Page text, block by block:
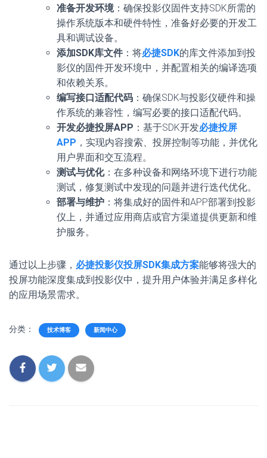
准备开发环境：确保投影仪固件支持SDK所需的
操作系统版本和硬件特性，准备好必要的开发工
具和调试设备。
添加SDK库文件：将必捷SDK的库文件添加到投
影仪的固件开发环境中，并配置相关的编译选项
和依赖关系。
编写接口适配代码 ：确保SDK与投影仪硬件和操
作系统的兼容性，编写必要的接口适配代码。
开发必捷投屏APP ：基于SDK开发必捷投屏
APP ，实现内容搜索、投屏控制等功能，并优化
用户界面和交互流程。
测试与优化：在多种设备和网络环境下进行功能
测试，修复测试中发现的问题并进行迭代优化。
部署与维护 ：将集成好的固件和APP部署到投影
仪上，并通过应用商店或官方渠道提供更新和维
护服务。
通过以上步骤， 必捷投影仪投屏SDK集成方案能够将强大的
投屏功能深度集成到投影仪中，提升用户体验并满足多样化
的应用场景需求。
分类： 技术博客 新闻中心